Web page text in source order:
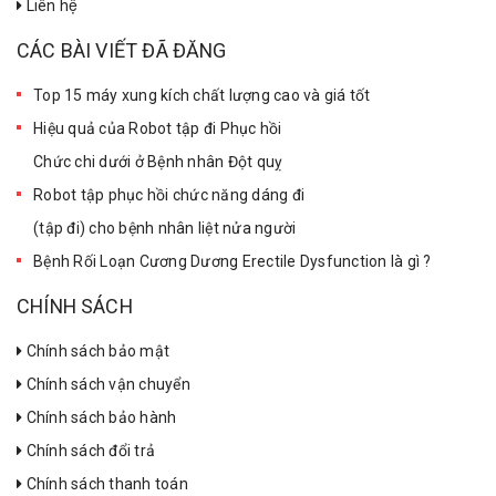
Liên hệ
CÁC BÀI VIẾT ĐÃ ĐĂNG
Top 15 máy xung kích chất lượng cao và giá tốt
Hiệu quả của Robot tập đi Phục hồi
Chức chi dưới ở Bệnh nhân Đột quỵ
Robot tập phục hồi chức năng dáng đi
(tập đi) cho bệnh nhân liệt nửa người
Bệnh Rối Loạn Cương Dương Erectile Dysfunction là gì ?
CHÍNH SÁCH
Chính sách bảo mật
Chính sách vận chuyển
Chính sách bảo hành
Chính sách đổi trả
Chính sách thanh toán